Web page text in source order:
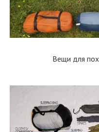
Вещи для